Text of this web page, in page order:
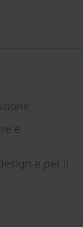
e
e per il